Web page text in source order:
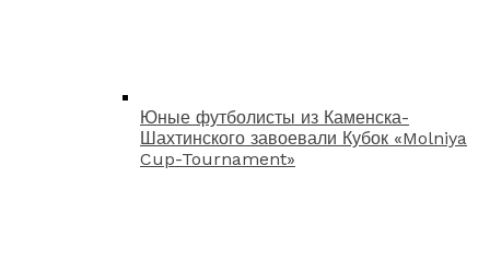
Юные футболисты из Каменска-
Шахтинского завоевали Кубок «Molniya
Cup-Tournament»